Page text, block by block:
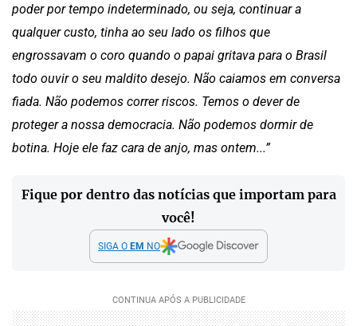
poder por tempo indeterminado, ou seja, continuar a
qualquer custo, tinha ao seu lado os filhos que
engrossavam o coro quando o papai gritava para o Brasil
todo ouvir o seu maldito desejo. Não caiamos em conversa
fiada. Não podemos correr riscos. Temos o dever de
proteger a nossa democracia. Não podemos dormir de
botina. Hoje ele faz cara de anjo, mas ontem...”
Fique por dentro das notícias que importam para
você!
SIGA O EM NO